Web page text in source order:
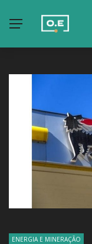
ENERGIA E MINERAÇÃO